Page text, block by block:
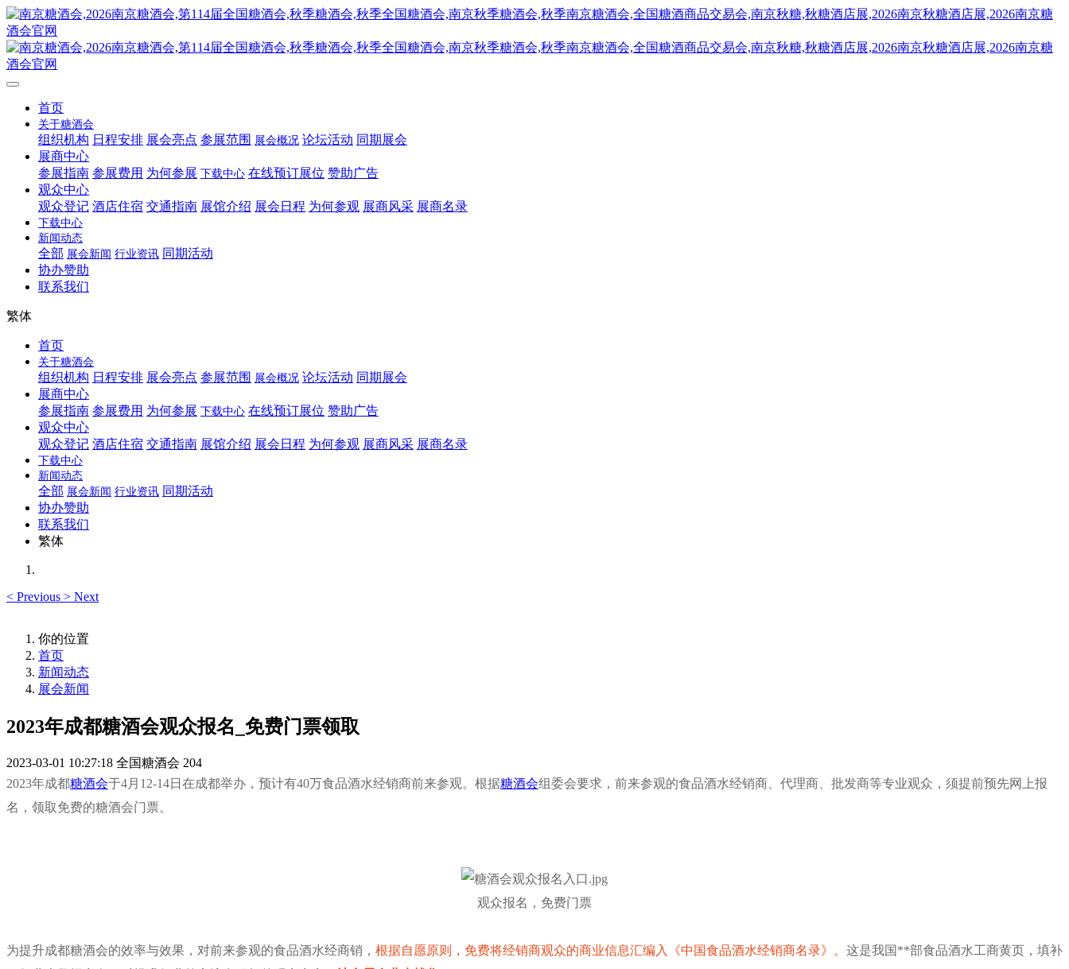
首页
关于糖酒会
组织机构 日程安排 展会亮点 参展范围 展会概况 论坛活动 同期展会
展商中心
参展指南 参展费用 为何参展 下载中心 在线预订展位 赞助广告
观众中心
观众登记 酒店住宿 交通指南 展馆介绍 展会日程 为何参观 展商风采 展商名录
下载中心
新闻动态
全部 展会新闻 行业资讯 同期活动
协办赞助
联系我们
繁体
首页
关于糖酒会
组织机构 日程安排 展会亮点 参展范围 展会概况 论坛活动 同期展会
展商中心
参展指南 参展费用 为何参展 下载中心 在线预订展位 赞助广告
观众中心
观众登记 酒店住宿 交通指南 展馆介绍 展会日程 为何参观 展商风采 展商名录
下载中心
新闻动态
全部 展会新闻 行业资讯 同期活动
协办赞助
联系我们
繁体
< Previous > Next
你的位置
首页
新闻动态
展会新闻
2023年成都糖酒会观众报名_免费门票领取
2023-03-01 10:27:18 全国糖酒会 204
2023年成都糖酒会于4月12-14日在成都举办，预计有40万食品酒水经销商前来参观。根据糖酒会组委会要求，前来参观的食品酒水经销商、代理商、批发商等专业观众 ，须提前预先网上报
名，领取免费的糖酒会门票。
观众报名，免费门票
为提升成都糖酒会的效率与效果，对前来参观的食品酒水经商销， 根据自愿原则， 免费将经销商观众的商业信息汇编入《中国食品酒水经销商名录》。 这是我国**部食品酒水工商黄页，填补